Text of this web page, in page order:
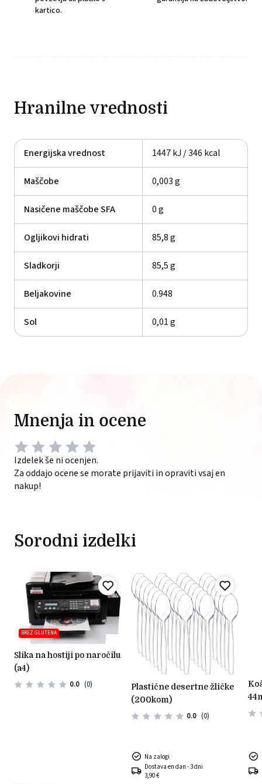
kartico.
Hranilne vrednosti
Energijska vrednost 1447 kJ / 346 kcal
Maščobe 0,003 g
Nasičene maščobe SFA 0 g
Ogljikovi hidrati 85,8 g
Sladkorji 85,5 g
Beljakovine 0.948
Sol 0,01 g
Mnenja in ocene
Izdelek še ni ocenjen.
Za oddajo ocene se morate prijaviti in opraviti vsaj en
nakup!
Sorodni izdelki
BREZ GLUTENA
slika na hostiji po naročilu
(a4)
0.0 (0)
plastične desertne žličke
(200kom)
0.0 (0)
Na zalogi
Dostava en dan - 3 dni
3,90 €
košarice iz testa svetle